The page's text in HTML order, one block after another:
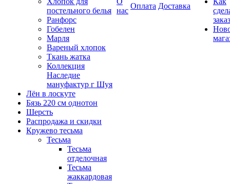
постельного белья
Ранфорс
Гобелен
Марля
Вареный хлопок
Ткань жатка
Коллекция
Наследие
мануфактур г Шуя
Лён в лоскуте
Бязь 220 см однотон
Шерсть
Распродажа и скидки
Кружево тесьма
Тесьма
Тесьма
отделочная
Тесьма
жаккардовая
нас
Оплата Доставка
заказ